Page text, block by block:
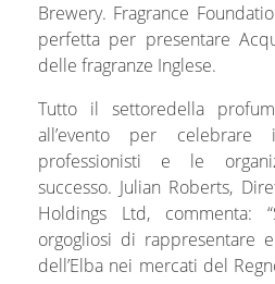
Brewery. Fragrance
perfetta per presentare
delle fragranze Inglese.
Tutto il settoredella
all’evento per
professionisti e le
successo. Julian Roberts,
Holdings Ltd, commenta:
orgogliosi di rappresentare
dell’Elba nei mercati del